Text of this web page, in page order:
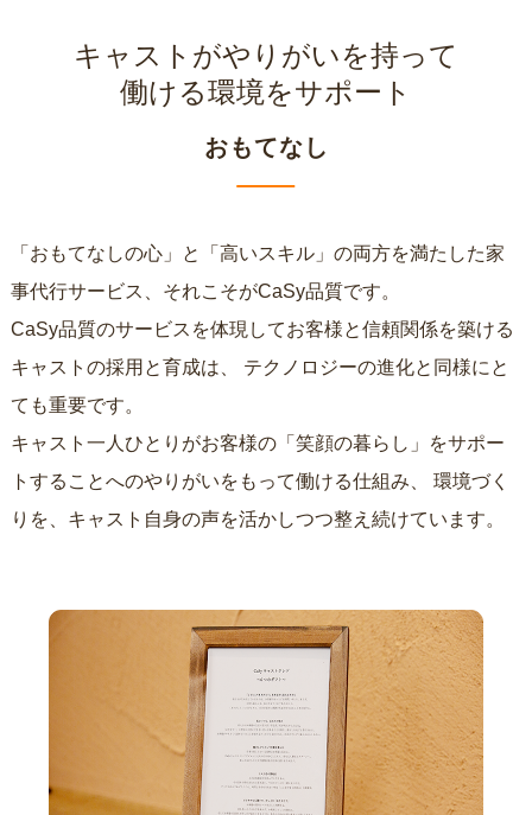
キャストがやりがいを持って
働ける環境をサポート
おもてなし
「おもてなしの心」と「高いスキル」の両方を満たした家
事代行サービス、それこそがCaSy品質です。
CaSy品質のサービスを体現してお客様と信頼関係を築ける
キャストの採用と育成は、
ても重要です。
キャスト一人ひとりがお客様の「笑顔の暮らし」をサポー
トすることへのやりがいをもって働ける仕組み、
りを、キャスト自身の声を活かしつつ整え続けています。